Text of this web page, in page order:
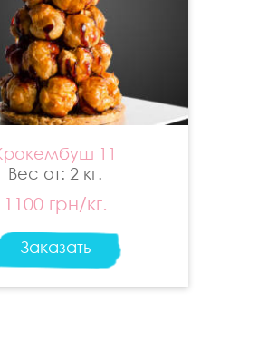
11
Вес от: 2 кг.
1100 грн/кг.
Заказать